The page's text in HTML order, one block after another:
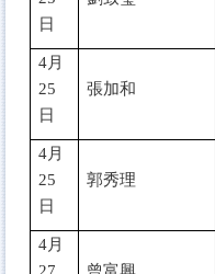
日
4月
25
日
張加和
4月
25
日
郭秀理
4月
27
曾富興